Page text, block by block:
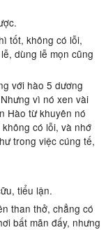
tốt, không có lỗi,
dùng lễ mọn cũng
với hào 5 dương
vì nó xen vài
Hào từ khuyên nó
có lỗi, và nhớ
trong việc cúng tế,
tiểu lận.
than thở, chẳng có
bất mãn đấy, nhưng